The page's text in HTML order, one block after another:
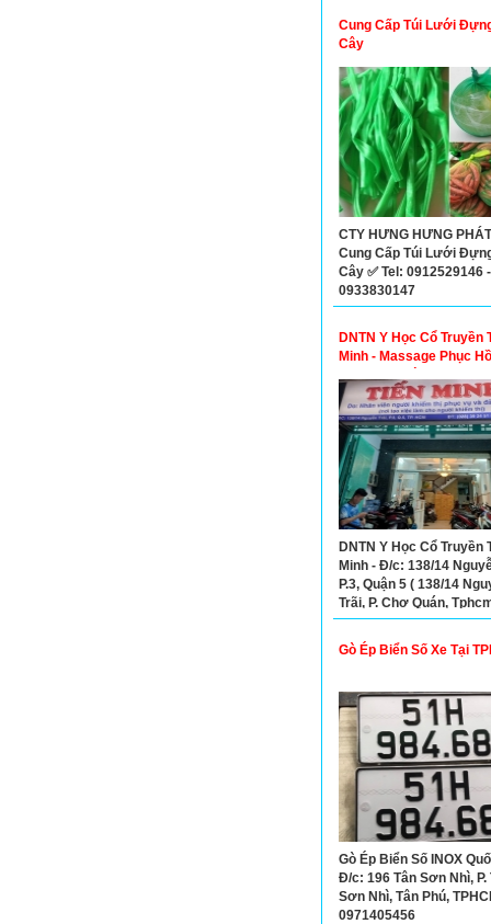
Cung Cấp Túi Lưới
Cây
CTY HƯNG HƯNG
Cung Cấp Túi Lưới
Cây ✅ Tel: 0912529146 -
0933830147
DNTN Y Học Cổ Truyền
Minh - Massage Phục
DNTN Y Học Cổ Truyền
Minh - Đ/c: 138/14
P.3, Quận 5 ( 138/14
Trãi, P. Chợ Quán,
02839245180
Gò Ép Biển Số Xe Tại
Gò Ép Biển Số INOX
Đ/c: 196 Tân Sơn Nhì, P.
Sơn Nhì, Tân Phú,
0971405456